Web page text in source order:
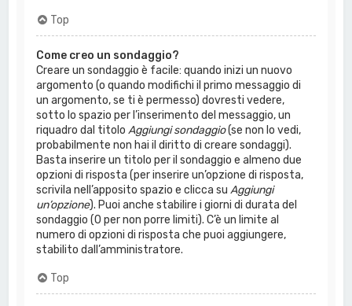
Top
Come creo un sondaggio?
Creare un sondaggio è facile: quando inizi un nuovo
argomento (o quando modifichi il primo messaggio di
un argomento, se ti è permesso) dovresti vedere,
sotto lo spazio per l’inserimento del messaggio, un
riquadro dal titoloAggiungi sondaggio(se non lo vedi,
probabilmente non hai il diritto di creare sondaggi).
Basta inserire un titolo per il sondaggio e almeno due
opzioni di risposta (per inserire un’opzione di risposta,
scrivila nell’apposito spazio e clicca suAggiungi
un’opzione). Puoi anche stabilire i giorni di durata del
sondaggio (0 per non porre limiti). C’è un limite al
numero di opzioni di risposta che puoi aggiungere,
stabilito dall’amministratore.
Top